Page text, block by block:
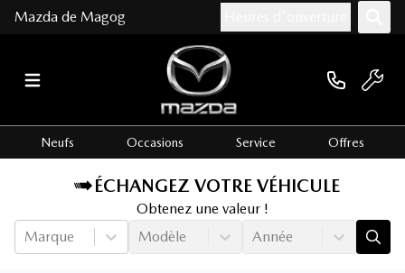
Mazda de Magog
Neufs Occasions Service Offres
ÉCHANGEZ VOTRE VÉHICULE
Obtenez une valeur !
Marque
Modèle Année